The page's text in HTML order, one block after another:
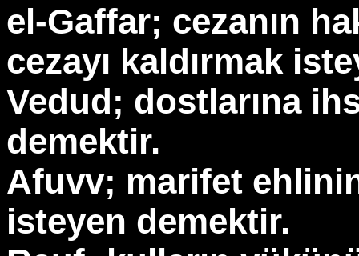
el-Gaffar; cezanın
cezayı kaldırmak
Vedud; dostlarına
demektir.
Afuvv; marifet
isteyen demektir.